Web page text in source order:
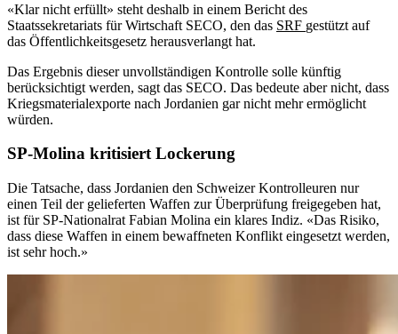
«Klar nicht erfüllt» steht deshalb in einem Bericht des
Staatssekretariats für Wirtschaft SECO, den das SRF gestützt auf
das Öffentlichkeitsgesetz herausverlangt hat.
Das Ergebnis dieser unvollständigen Kontrolle solle künftig
berücksichtigt werden, sagt das SECO. Das bedeute aber nicht, dass
Kriegsmaterialexporte nach Jordanien gar nicht mehr ermöglicht
würden.
SP-Molina kritisiert Lockerung
Die Tatsache, dass Jordanien den Schweizer Kontrolleuren nur
einen Teil der gelieferten Waffen zur Überprüfung freigegeben hat,
ist für SP-Nationalrat Fabian Molina ein klares Indiz. «Das Risiko,
dass diese Waffen in einem bewaffneten Konflikt eingesetzt werden,
ist sehr hoch.»